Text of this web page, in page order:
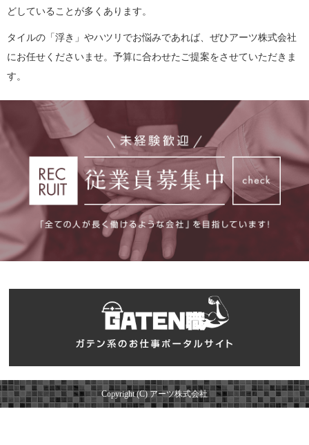
どしていることが多くあります。
タイルの「浮き」やハツリでお悩みであれば、ぜひアーツ株式会社
にお任せくださいませ。予算に合わせたご提案をさせていただきま
す。
Copyright (C) アーツ株式会社